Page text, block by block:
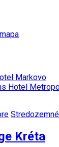
Markovo
Hotel
Kréta